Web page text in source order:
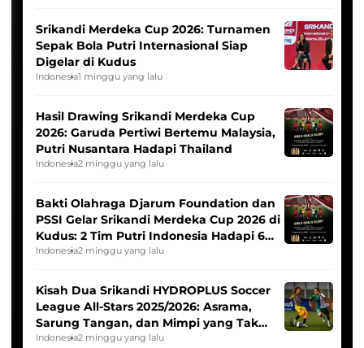
Srikandi Merdeka Cup 2026: Turnamen
Sepak Bola Putri Internasional Siap
Digelar di Kudus
Indonesia1 minggu yang lalu
Hasil Drawing Srikandi Merdeka Cup
2026: Garuda Pertiwi Bertemu Malaysia,
Putri Nusantara Hadapi Thailand
Indonesia2 minggu yang lalu
Bakti Olahraga Djarum Foundation dan
PSSI Gelar Srikandi Merdeka Cup 2026 di
Kudus: 2 Tim Putri Indonesia Hadapi 6
Tim Asia
Indonesia2 minggu yang lalu
Kisah Dua Srikandi HYDROPLUS Soccer
League All-Stars 2025/2026: Asrama,
Sarung Tangan, dan Mimpi yang Tak
Pernah Padam
Indonesia2 minggu yang lalu